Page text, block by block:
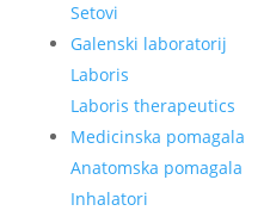
Setovi
Galenski laboratorij
Laboris
Laboris therapeutics
Medicinska pomagala
Anatomska pomagala
Inhalatori